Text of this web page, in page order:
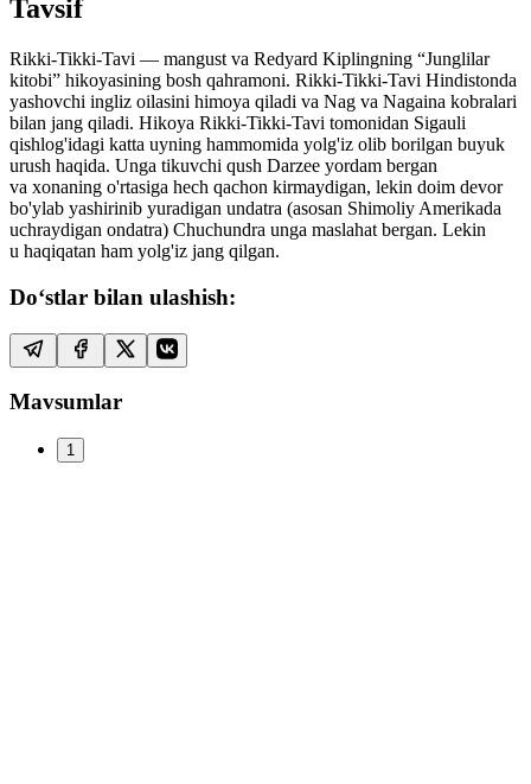
Tavsif
Rikki-Tikki-Tavi — mangust va Redyard Kiplingning “Junglilar
kitobi” hikoyasining bosh qahramoni. Rikki-Tikki-Tavi Hindistonda
yashovchi ingliz oilasini himoya qiladi va Nag va Nagaina kobralari
bilan jang qiladi. Hikoya Rikki-Tikki-Tavi tomonidan Sigauli
qishlog'idagi katta uyning hammomida yolg'iz olib borilgan buyuk
urush haqida. Unga tikuvchi qush Darzee yordam bergan
va xonaning o'rtasiga hech qachon kirmaydigan, lekin doim devor
bo'ylab yashirinib yuradigan undatra (asosan Shimoliy Amerikada
uchraydigan ondatra) Chuchundra unga maslahat bergan. Lekin
u haqiqatan ham yolg'iz jang qilgan.
Do‘stlar bilan ulashish:
Mavsumlar
1